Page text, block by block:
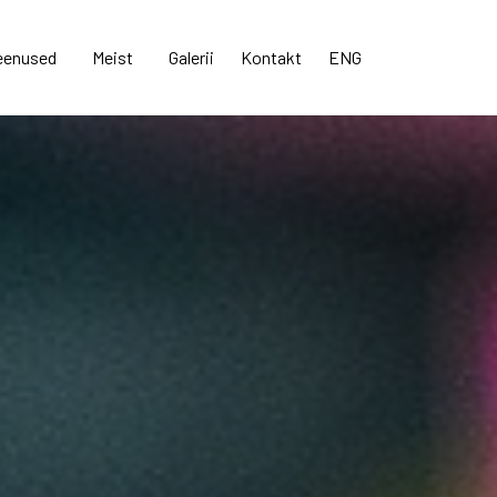
Meist Galerii Kontakt ENG